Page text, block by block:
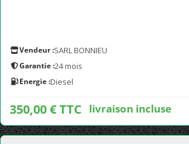
Vendeur :SARL BONNIEU
Garantie :24 mois
Energie :Diesel
350,00 € TTC livraison incluse